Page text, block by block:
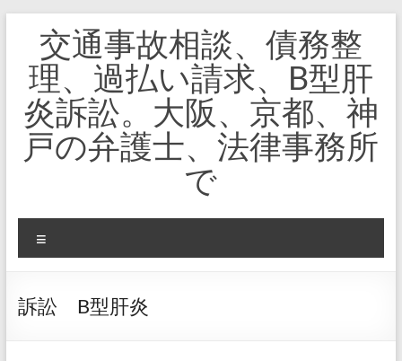
交通事故相談、債務整
理、過払い請求、B型肝
炎訴訟。大阪、京都、神
戸の弁護士、法律事務所
で
ニ
ー
訴訟 B型肝炎